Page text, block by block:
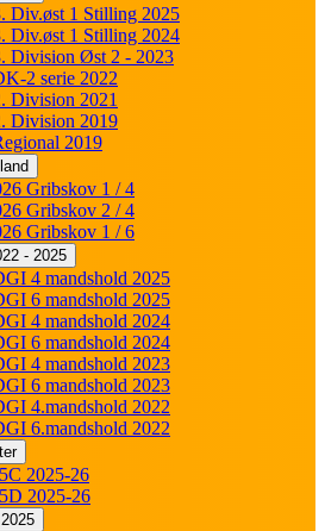
Div.øst 1 Stilling 2025
Div.øst 1 Stilling 2024
Division Øst 2 - 2023
2 serie 2022
Division 2021
Division 2019
2019
Gribskov 1 / 4
Gribskov 2 / 4
Gribskov 1 / 6
- 2025
4 mandshold 2025
6 mandshold 2025
4 mandshold 2024
6 mandshold 2024
4 mandshold 2023
6 mandshold 2023
4.mandshold 2022
6.mandshold 2022
2025-26
2025-26